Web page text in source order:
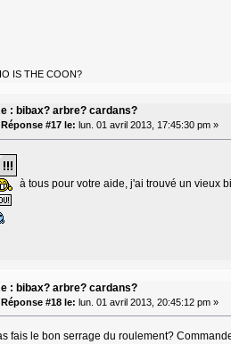
IS THE COON?
: bibax? arbre? cardans?
Réponse #17 le: lun. 01 avril 2013, 17:45:30 pm »
à tous pour votre aide, j'ai trouvé un vieux
: bibax? arbre? cardans?
Réponse #18 le: lun. 01 avril 2013, 20:45:12 pm »
fais le bon serrage du roulement?